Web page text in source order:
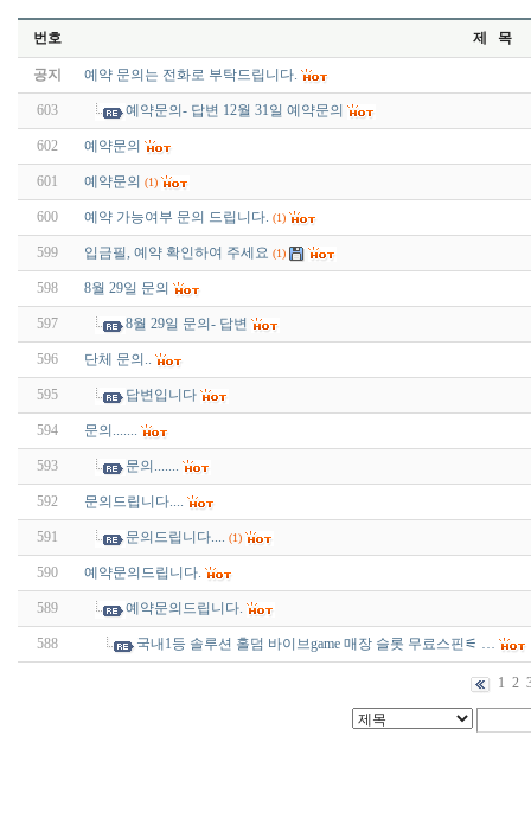
번호 제 목
공지 예약 문의는 전화로 부탁드립니다.
603 예약문의- 답변 12월 31일 예약문의
602 예약문의
601 예약문의 (1)
600 예약 가능여부 문의 드립니다. (1)
599 입금필, 예약 확인하여 주세요 (1)
598 8월 29일 문의
597 8월 29일 문의- 답변
596 단체 문의..
595 답변입니다
594 문의.......
593 문의.......
592 문의드립니다....
591 문의드립니다.... (1)
590 예약문의드립니다.
589 예약문의드립니다.
588 국내1등 솔루션 홀덤 바이브game 매장 슬롯 무료스핀⚟ …
1 2